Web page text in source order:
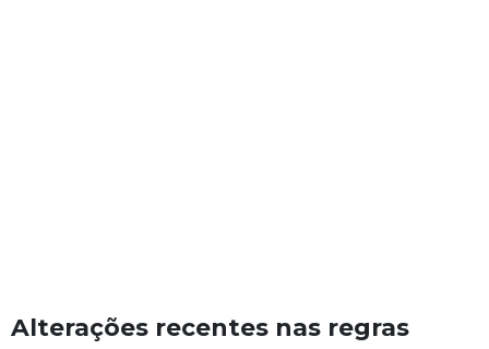
Alterações recentes nas regras